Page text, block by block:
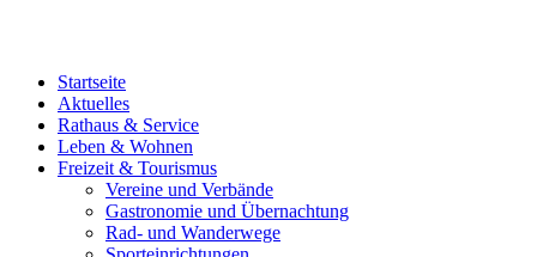
Startseite
Aktuelles
Rathaus & Service
Leben & Wohnen
Freizeit & Tourismus
Vereine und Verbände
Gastronomie und Übernachtung
Rad- und Wanderwege